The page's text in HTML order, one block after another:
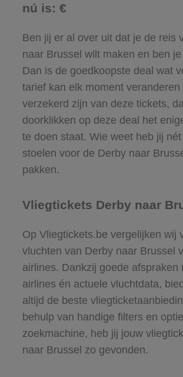
nú is: €
Ben jij er al over uit dat je de reis
naar Brussel wilt maken en ben
Dan is de goedkoopste deal wat
tarief kan elk moment veranderen
verzekerd zijn van deze tickets,
doorklikken op deze deal het
te doen staat. Wie weet heb jij
stoelen voor de Derby naar
pakken.
Vliegtickets Derby naar
Op Vliegtickets.be vergelijken wij
vluchten van Derby naar Brussel
airlines. Dankzij goede afspraken
airlines én actuele vluchtdata,
altijd de beste
behulp van handige filters en
zoekmachine, heb jij jouw
naar Brussel zo gevonden.